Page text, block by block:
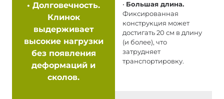
• Долговечность.
Клинок
выдерживает
высокие нагрузки
без появления
деформаций и
сколов.
• Большая длина.
Фиксированная
конструкция может
достигать 20 см в длину
(и более), что
затрудняет
транспортировку.